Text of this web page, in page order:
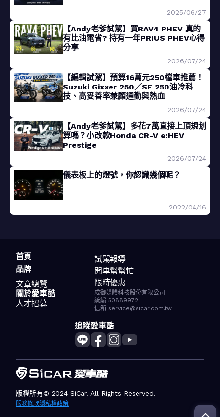
2025/06/27
【Andy老爹試駕】買RAV4 PHEV 真的
有比油電省? 持有一年PRIUS PHEV心得
分享
2026/07/24
【編輯試駕】預算16萬元250檔車推薦！
Suzuki Gixxer 250／SF 250油冷科
技、高妥善率兼顧通勤與熱血
2026/07/24
【Andy老爹試駕】多花7萬直接上頂規划
算嗎？小改款Honda CR-V e:HEV
Prestige
2026/07/24
儀表板上的燈號，你認識幾個呢？
2022/04/16
首頁
品牌
文章總覽
試駕報導
開車幫幫忙
限時優惠
關於愛車酷
人才招募
成御媒體科技股份有限公司
統編 50889972
信箱 service@sicar.com.tw
追蹤愛車酷
版權所有© 2024 SiCar. All Rights Reserved.
服務條款隱私權政策